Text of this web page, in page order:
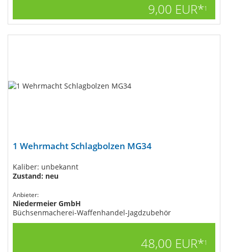
9,00 EUR*1
1 Wehrmacht Schlagbolzen MG34
Kaliber: unbekannt
Zustand: neu
Anbieter:
Niedermeier GmbH
Büchsenmacherei-Waffenhandel-Jagdzubehör
48,00 EUR*1